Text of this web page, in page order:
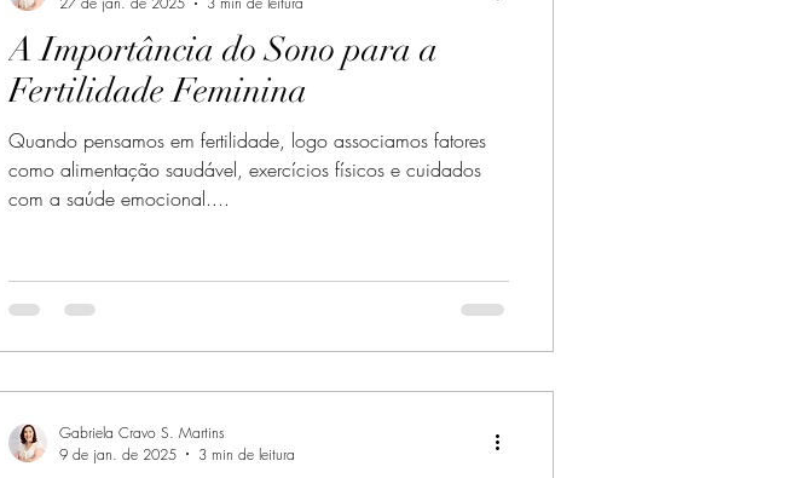
A Importância do Sono para a
Fertilidade Feminina
Quando pensamos em fertilidade, logo associamos fatores
como alimentação saudável, exercícios físicos e cuidados
com a saúde emocional....
Gabriela Cravo S. Martins
9 de jan. de 2025
3 min de leitura